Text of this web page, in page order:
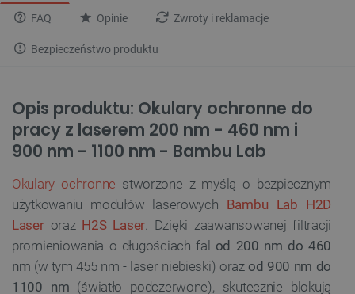
FAQ Opinie Zwroty i reklamacje
Bezpieczeństwo produktu
Opis produktu: Okulary ochronne do
pracy z laserem 200 nm - 460 nm i
900 nm - 1100 nm - Bambu Lab
Okulary ochronne stworzone z myślą o bezpiecznym
użytkowaniu modułów laserowych Bambu Lab H2D
Laseroraz H2S Laser. Dzięki zaawansowanej filtracji
promieniowania o długościach fal od 200 nm do 460
nm (w tym 455 nm - laser niebieski) oraz od 900 nm do
1100 nm (światło podczerwone), skutecznie blokują